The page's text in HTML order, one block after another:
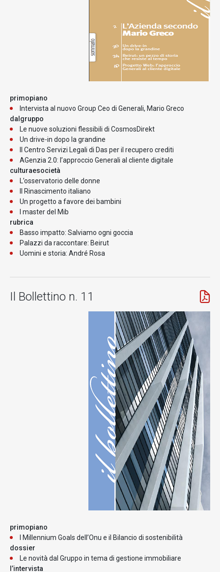
primopiano
Intervista al nuovo Group Ceo di Generali, Mario Greco
dalgruppo
Le nuove soluzioni flessibili di CosmosDirekt
Un drive-in dopo la grandine
Il Centro Servizi Legali di Das per il recupero crediti
AGenzia 2.0: l’approccio Generali al cliente digitale
culturaesocietà
L’osservatorio delle donne
Il Rinascimento italiano
Un progetto a favore dei bambini
I master del Mib
rubrica
Basso impatto: Salviamo ogni goccia
Palazzi da raccontare: Beirut
Uomini e storia: André Rosa
Il Bollettino n. 11
primopiano
I Millennium Goals dell’Onu e il Bilancio di sostenibilità
dossier
Le novità dal Gruppo in tema di gestione immobiliare
l’intervista